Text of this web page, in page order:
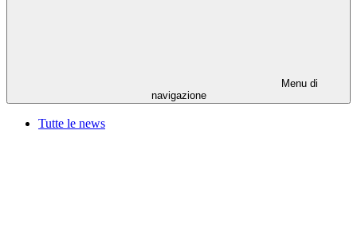
Menu di
navigazione
Tutte le news